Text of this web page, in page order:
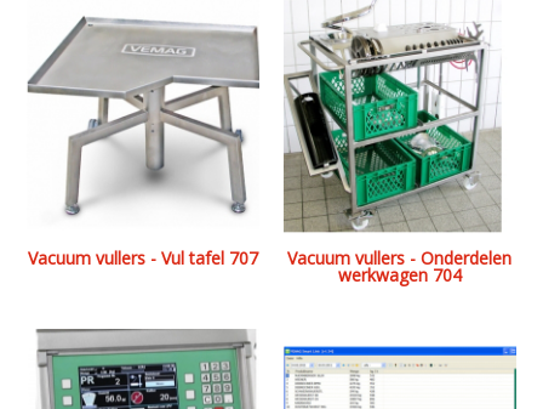
Vacuum vullers - Vul tafel 707 Vacuum vullers - Onderdelen
werkwagen 704